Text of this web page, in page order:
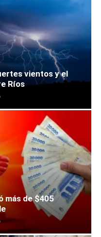
vientos y el
Ríos
más de $405